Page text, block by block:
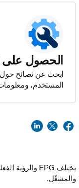
الحصول على
ابحث عن نصائح حول
المستخدم،
والمشغّل.